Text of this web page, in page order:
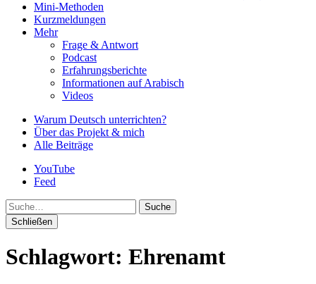
Mini-Methoden
Kurzmeldungen
Mehr
Frage & Antwort
Podcast
Erfahrungsberichte
Informationen auf Arabisch
Videos
Warum Deutsch unterrichten?
Über das Projekt & mich
Alle Beiträge
YouTube
Feed
Suche
Schließen
Schlagwort: Ehrenamt